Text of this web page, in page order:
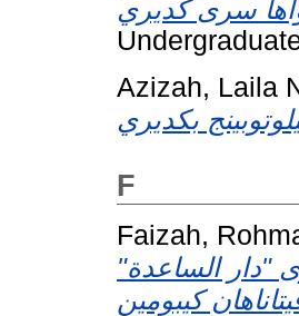
Azizah, Laila
F
Faizah,
"دار الساعدة"